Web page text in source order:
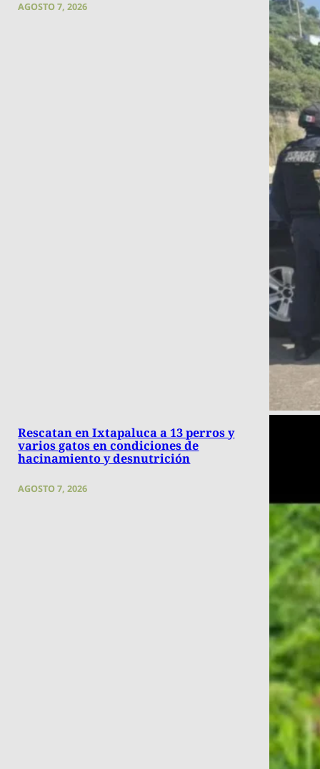
AGOSTO 7, 2026
Rescatan en Ixtapaluca a 13 perros y
varios gatos en condiciones de
hacinamiento y desnutrición
AGOSTO 7, 2026